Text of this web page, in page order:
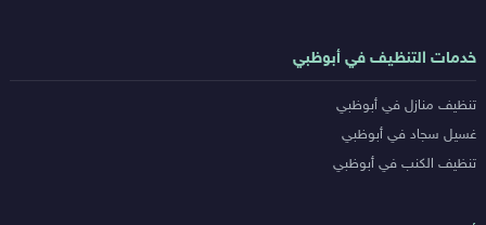
خدمات التنظيف في أبوظبي
تنظيف منازل في أبوظبي
غسيل سجاد في أبوظبي
تنظيف الكنب في أبوظبي